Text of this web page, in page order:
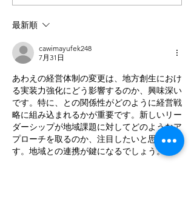
最新順
cawimayufek248
7月31日
あわえの経営体制の変更は、地方創生におけ
る実装力強化にどう影響するのか、興味深い
です。特に、との関係性がどのように経営戦
略に組み込まれるかが重要です。新しいリー
ダーシップが地域課題に対してどのようなア
プローチを取るのか、注目したいと思いま
す。地域との連携が鍵になるでしょう。